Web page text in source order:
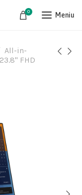
0 Meniu
All-in-
FHD